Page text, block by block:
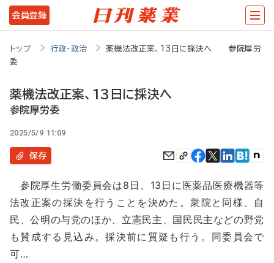
メ
イ
コ
ン
テ
ツ
に
動
会員登録
トップ 行政・政治
薬機法改正案、13日に採決へ 参院厚労
委
薬機法改正案、13日に採決へ
参院厚労委
2025/5/9 11:09
保存
参院厚生労働委員会は8日、13日に医薬品医療機器等
法改正案の採決を行うことを決めた。衆院と同様、自
民、公明の与党のほか、立憲民主、国民民主などの野党
も賛成する見込み。採決前に質疑も行う。同委員会で
可…